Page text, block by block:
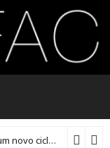
Propósito, impacto e protagonismo em um novo ciclo para os executivos brasileiros